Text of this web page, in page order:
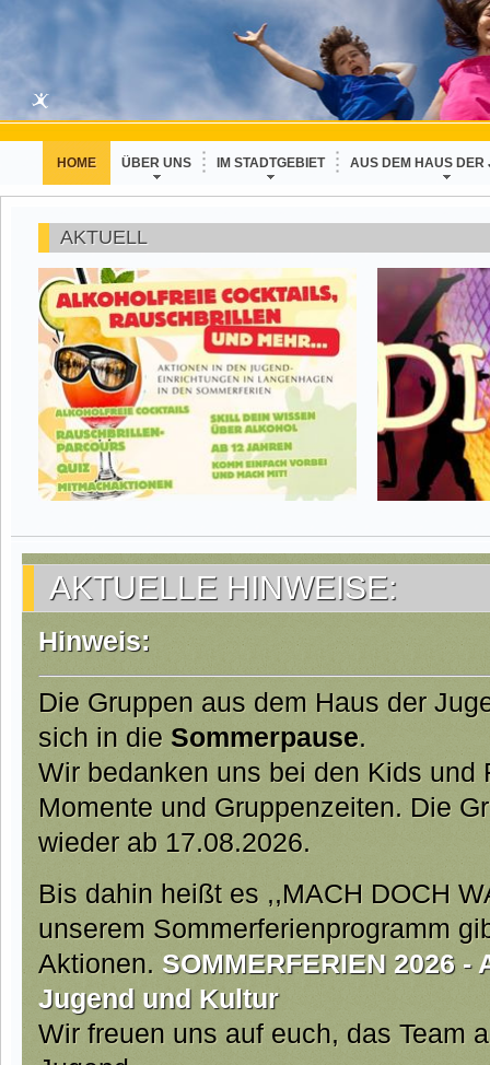
HOME ÜBER UNS IM STADTGEBIET AUS DEM HAUS DER
AKTUELL
AKTUELLE HINWEISE:
Hinweis:
Die Gruppen aus dem Haus der
sich in die Sommerpause.
Wir bedanken uns bei den Kids und
Momente und Gruppenzeiten. Die
wieder ab 17.08.2026.
Bis dahin heißt es ,,MACH DOCH
unserem Sommerferienprogramm
Aktionen. SOMMERFERIEN 2026
Jugend und Kultur
Wir freuen uns auf euch, das Team